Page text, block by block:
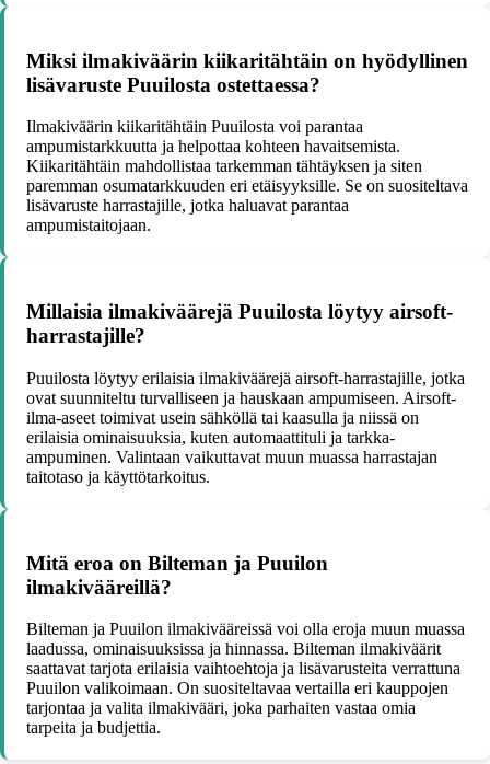
Miksi ilmakiväärin kiikaritähtäin on hyödyllinen
lisävaruste Puuilosta ostettaessa?
Ilmakiväärin kiikaritähtäin Puuilosta voi parantaa
ampumistarkkuutta ja helpottaa kohteen havaitsemista.
Kiikaritähtäin mahdollistaa tarkemman tähtäyksen ja siten
paremman osumatarkkuuden eri etäisyyksille. Se on suositeltava
lisävaruste harrastajille, jotka haluavat parantaa
ampumistaitojaan.
Millaisia ilmakiväärejä Puuilosta löytyy airsoft-
harrastajille?
Puuilosta löytyy erilaisia ilmakiväärejä airsoft-harrastajille, jotka
ovat suunniteltu turvalliseen ja hauskaan ampumiseen. Airsoft-
ilma-aseet toimivat usein sähköllä tai kaasulla ja niissä on
erilaisia ominaisuuksia, kuten automaattituli ja tarkka-
ampuminen. Valintaan vaikuttavat muun muassa harrastajan
taitotaso ja käyttötarkoitus.
Mitä eroa on Bilteman ja Puuilon
ilmakivääreillä?
Bilteman ja Puuilon ilmakivääreissä voi olla eroja muun muassa
laadussa, ominaisuuksissa ja hinnassa. Bilteman ilmakiväärit
saattavat tarjota erilaisia vaihtoehtoja ja lisävarusteita verrattuna
Puuilon valikoimaan. On suositeltavaa vertailla eri kauppojen
tarjontaa ja valita ilmakivääri, joka parhaiten vastaa omia
tarpeita ja budjettia.